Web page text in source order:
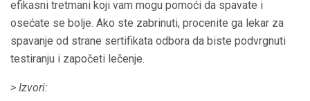
efikasni tretmani koji vam mogu pomoći da spavate i
osećate se bolje. Ako ste zabrinuti, procenite ga lekar za
spavanje od strane sertifikata odbora da biste podvrgnuti
testiranju i započeti lečenje.
> Izvori: